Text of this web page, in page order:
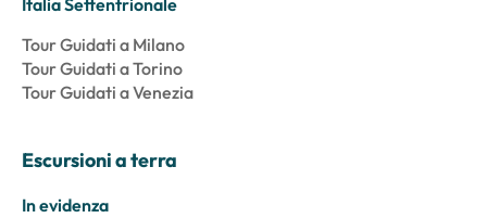
Italia Settentrionale
Tour Guidati a Milano
Tour Guidati a Torino
Tour Guidati a Venezia
Escursioni a terra
In evidenza